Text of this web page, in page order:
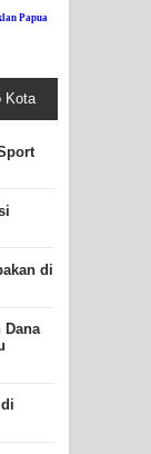
Papua
Kota
di